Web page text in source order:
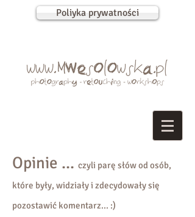
Poliyka prywatności
Opinie ... czyli parę słów od osób,
które były, widziały i zdecydowały się
pozostawić komentarz... :)